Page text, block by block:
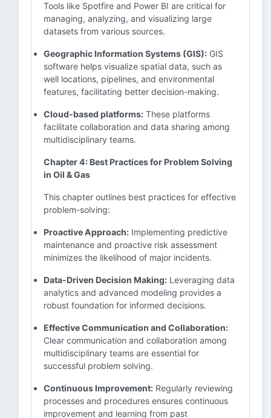
Tools like Spotfire and Power BI are critical for
managing, analyzing, and visualizing large
datasets from various sources.
Geographic Information Systems (GIS): GIS
software helps visualize spatial data, such as
well locations, pipelines, and environmental
features, facilitating better decision-making.
Cloud-based platforms: These platforms
facilitate collaboration and data sharing among
multidisciplinary teams.
Chapter 4: Best Practices for Problem Solving
in Oil & Gas
This chapter outlines best practices for effective
problem-solving:
Proactive Approach: Implementing predictive
maintenance and proactive risk assessment
minimizes the likelihood of major incidents.
Data-Driven Decision Making: Leveraging data
analytics and advanced modeling provides a
robust foundation for informed decisions.
Effective Communication and Collaboration:
Clear communication and collaboration among
multidisciplinary teams are essential for
successful problem solving.
Continuous Improvement: Regularly reviewing
processes and procedures ensures continuous
improvement and learning from past